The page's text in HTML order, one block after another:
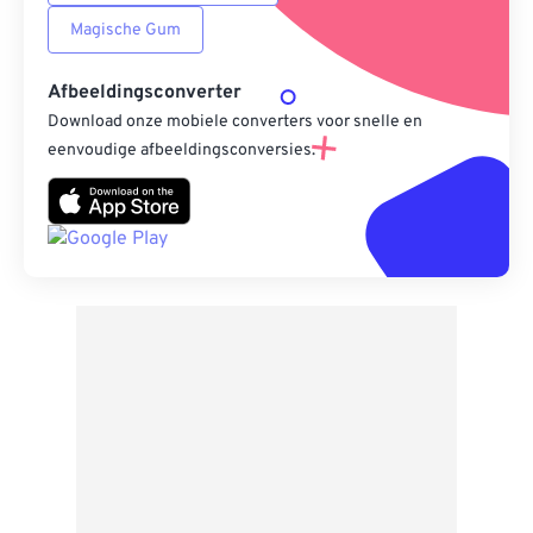
Magische Gum
Afbeeldingsconverter
Download onze mobiele converters voor snelle en
eenvoudige afbeeldingsconversies.